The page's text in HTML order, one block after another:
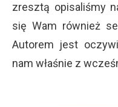
zresztą opisaliśmy
się Wam również
Autorem jest
nam właśnie z